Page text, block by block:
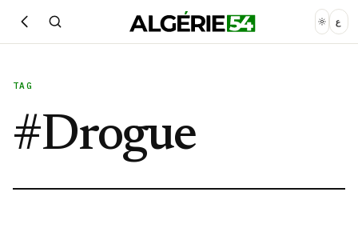
ع
TAG
#Drogue